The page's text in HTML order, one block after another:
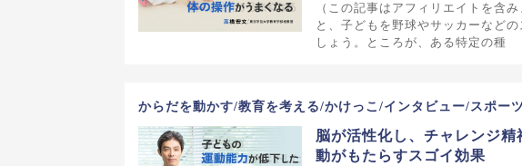
（この記事はアフィリエイトを含
と、子どもを野球やサッカーなど
しょう。ところが、ある特定の種
からだを動かす/教育を考える/かけっこ/インタビュー/スポー
脳が活性化し、チャレンジ
動がもたらすスゴイ効果